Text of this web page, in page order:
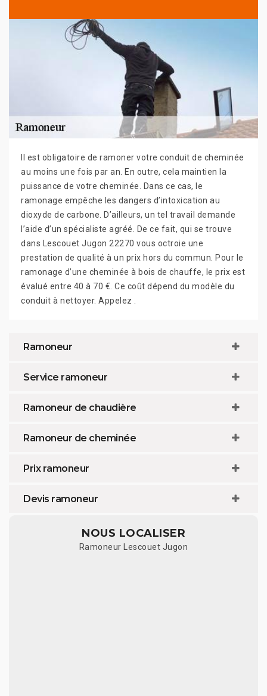
Il est obligatoire de ramoner votre conduit de cheminée
au moins une fois par an. En outre, cela maintien la
puissance de votre cheminée. Dans ce cas, le
ramonage empêche les dangers d’intoxication au
dioxyde de carbone. D’ailleurs, un tel travail demande
l’aide d’un spécialiste agréé. De ce fait, qui se trouve
dans Lescouet Jugon 22270 vous octroie une
prestation de qualité à un prix hors du commun. Pour le
ramonage d’une cheminée à bois de chauffe, le prix est
évalué entre 40 à 70 €. Ce coût dépend du modèle du
conduit à nettoyer. Appelez .
Ramoneur
Service ramoneur
Ramoneur de chaudière
Ramoneur de cheminée
Prix ramoneur
Devis ramoneur
NOUS LOCALISER
Ramoneur Lescouet Jugon